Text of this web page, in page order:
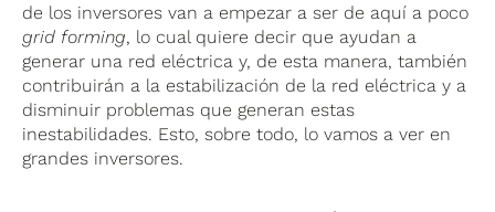
de los inversores van a empezar a ser de aquí a poco
grid forming, lo cual quiere decir que ayudan a
generar una red eléctrica y, de esta manera, también
contribuirán a la estabilización de la red eléctrica y a
disminuir problemas que generan estas
inestabilidades. Esto, sobre todo, lo vamos a ver en
grandes inversores.